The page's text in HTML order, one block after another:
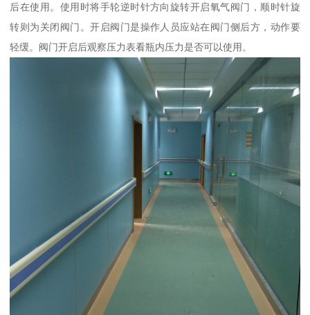
后在使用。使用时将手轮逆时针方向旋转开启氧气阀门，顺时针旋
转则为关闭阀门。开启阀门是操作人员应站在阀门侧后方，动作要
轻缓。阀门开启后观察压力表看瓶内压力是否可以使用。